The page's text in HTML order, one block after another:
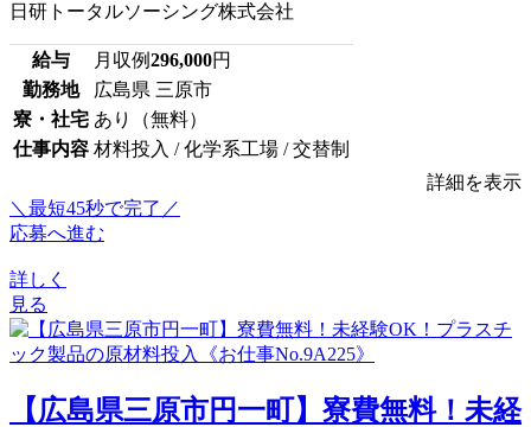
日研トータルソーシング株式会社
給与 月収例296,000円
勤務地
広島県 三原市
寮・社宅 あり（無料）
仕事内容 材料投入 / 化学系工場 / 交替制
詳細を表示
＼最短45秒で完了／
応募へ進む
詳しく
見る
【広島県三原市円一町】寮費無料！未経